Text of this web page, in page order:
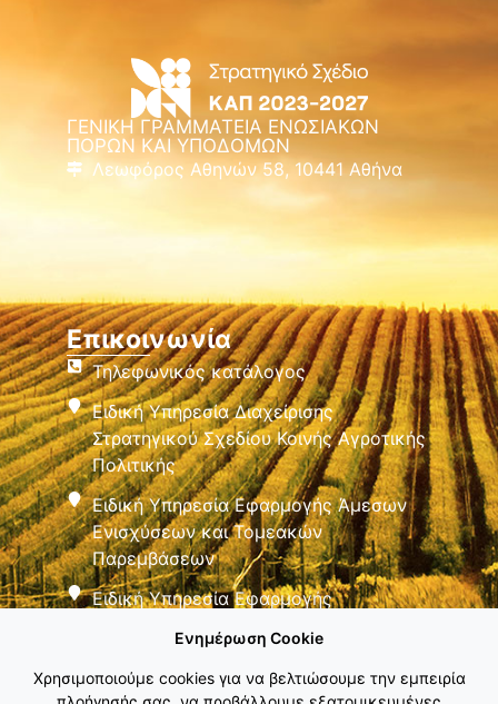
ΓΕΝΙΚΗ ΓΡΑΜΜΑΤΕΙΑ ΕΝΩΣΙΑΚΩΝ
ΠΟΡΩΝ ΚΑΙ ΥΠΟΔΟΜΩΝ
Λεωφόρος Αθηνών 58, 10441 Αθήνα
Επικοινωνία
Τηλεφωνικός κατάλογος
Ειδική Υπηρεσία Διαχείρισης
Στρατηγικού Σχεδίου Κοινής Αγροτικής
Πολιτικής
Ειδική Υπηρεσία Εφαρμογής Άμεσων
Ενισχύσεων και Τομεακών
Παρεμβάσεων
Ειδική Υπηρεσία Εφαρμογής
Ενημέρωση Cookie
Χρησιμοποιούμε cookies για να βελτιώσουμε την εμπειρία